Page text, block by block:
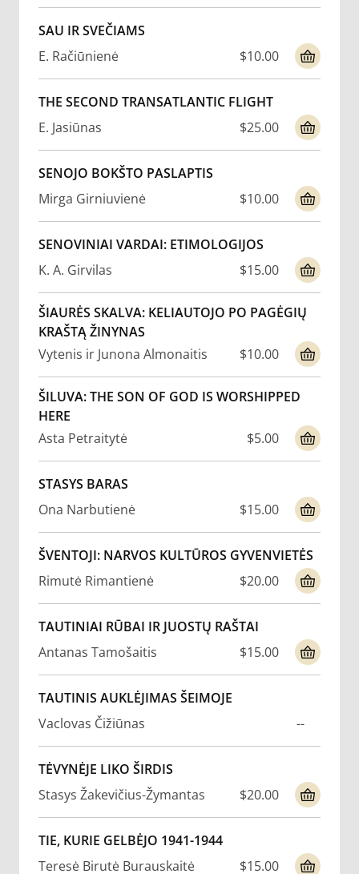
SAU IR SVEČIAMS
E. Račiūnienė
$10.00
THE SECOND TRANSATLANTIC FLIGHT
E. Jasiūnas
$25.00
SENOJO BOKŠTO PASLAPTIS
Mirga Girniuvienė
$10.00
SENOVINIAI VARDAI: ETIMOLOGIJOS
K. A. Girvilas
$15.00
ŠIAURĖS SKALVA: KELIAUTOJO PO PAGĖGIŲ
KRAŠTĄ ŽINYNAS
Vytenis ir Junona Almonaitis
$10.00
ŠILUVA: THE SON OF GOD IS WORSHIPPED
HERE
Asta Petraitytė
$5.00
STASYS BARAS
Ona Narbutienė
$15.00
ŠVENTOJI: NARVOS KULTŪROS GYVENVIETĖS
Rimutė Rimantienė
$20.00
TAUTINIAI RŪBAI IR JUOSTŲ RAŠTAI
Antanas Tamošaitis
$15.00
TAUTINIS AUKLĖJIMAS ŠEIMOJE
Vaclovas Čižiūnas
--
TĖVYNĖJE LIKO ŠIRDIS
Stasys Žakevičius-Žymantas
$20.00
TIE, KURIE GELBĖJO 1941-1944
Teresė Birutė Burauskaitė
$15.00